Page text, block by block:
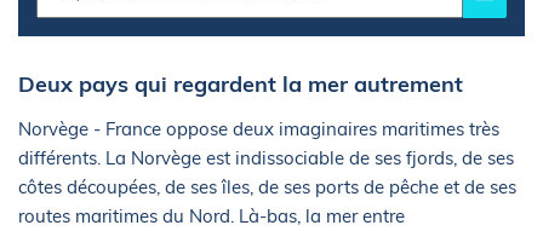
Deux pays qui regardent la mer autrement
Norvège - France oppose deux imaginaires maritimes très
différents. La Norvège est indissociable de ses fjords, de ses
côtes découpées, de ses îles, de ses ports de pêche et de ses
routes maritimes du Nord. Là-bas, la mer entre